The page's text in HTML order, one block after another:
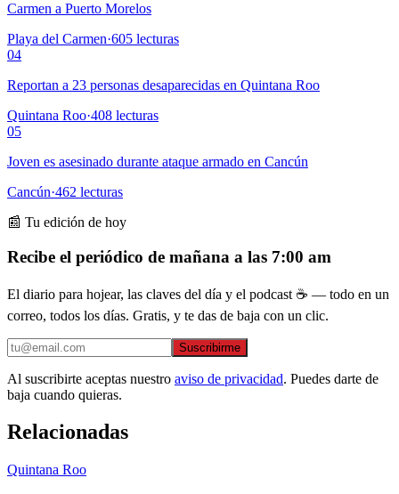
Carmen a Puerto Morelos
Playa del Carmen·605 lecturas
04
Reportan a 23 personas desaparecidas en Quintana Roo
Quintana Roo·408 lecturas
05
Joven es asesinado durante ataque armado en Cancún
Cancún·462 lecturas
📰 Tu edición de hoy
Recibe el periódico de mañana a las 7:00 am
El diario para hojear, las claves del día y el podcast ☕ — todo en un
correo, todos los días. Gratis, y te das de baja con un clic.
Suscribirme
Al suscribirte aceptas nuestro aviso de privacidad. Puedes darte de
baja cuando quieras.
Relacionadas
Quintana Roo